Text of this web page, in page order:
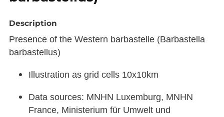
Description
Presence of the Western barbastelle (Barbastella
barbastellus)
Illustration as grid cells 10x10km
Data sources: MNHN Luxemburg, MNHN
France, Ministerium für Umwelt und